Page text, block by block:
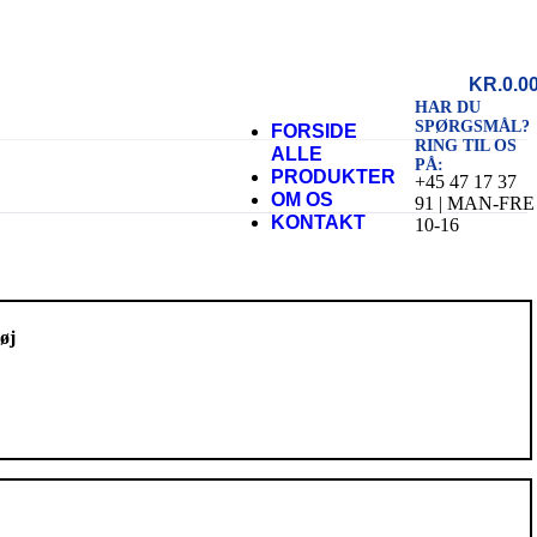
KR.
FORSIDE
ALLE
PRODUKTER
OM OS
KONTAKT
HAR DU
SPØRGSMÅL?
RING TIL OS
PÅ:
+45 47 17 37
91 | MAN-FRE
10-16